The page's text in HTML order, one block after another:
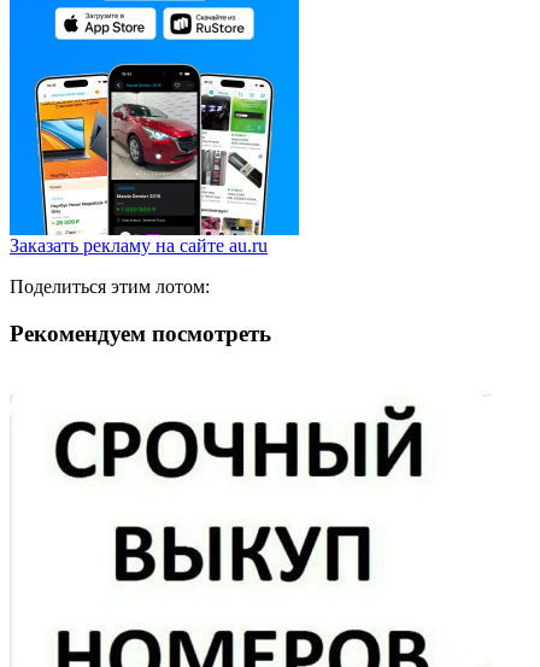
Заказать рекламу на сайте au.ru
Поделиться этим лотом:
Рекомендуем посмотреть